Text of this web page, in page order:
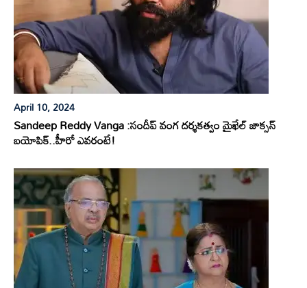
April 10, 2024
Sandeep Reddy Vanga :సందీప్ వంగ దర్శకత్వం మైఖేల్ జాక్సన్
బయోపిక్..హీరో ఎవరంటే!